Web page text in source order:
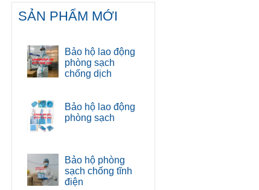
SẢN PHẨM MỚI
Bảo hộ lao động
phòng sạch
chống dịch
Bảo hộ lao động
phòng sạch
Bảo hộ phòng
sạch chống tĩnh
điện